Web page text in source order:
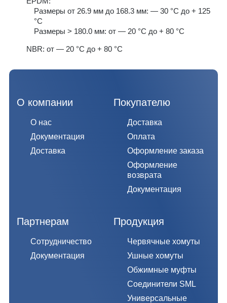
Размеры от 26.9 мм до 168.3 мм: — 30 °C до + 125
°C
Размеры > 180.0 мм: от — 20 °C до + 80 °C
NBR: от — 20 °C до + 80 °C
О компании
О нас
Документация
Доставка
Покупателю
Доставка
Оплата
Оформление заказа
Оформление
возврата
Документация
Партнерам
Сотрудничество
Документация
Продукция
Червячные хомуты
Ушные хомуты
Обжимные муфты
Соединители SML
Универсальные